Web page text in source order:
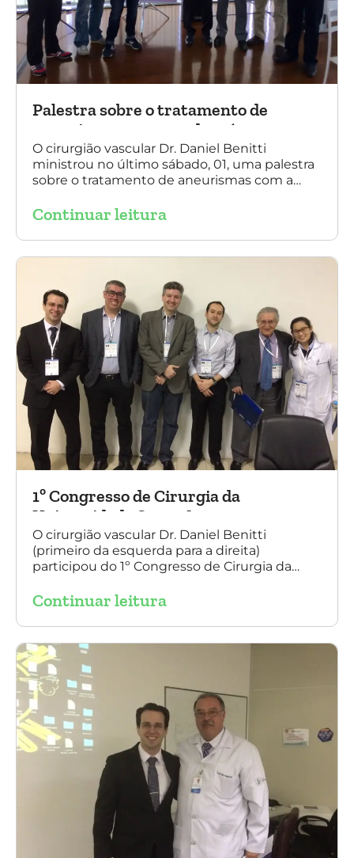
Palestra sobre o tratamento de
aneurismas com a endoprótese
multilayer, em Porto Alegre
O cirurgião vascular Dr. Daniel Benitti
ministrou no último sábado, 01, uma palestra
sobre o tratamento de aneurismas com a
foto, Dr. Daniel Benitti (ao centro) com os
Angiologia e Cirurgia Vascular do Rio Grande
do Sul.
Continuar leitura
1º Congresso de Cirurgia da
Universidade Santo Amaro
O cirurgião vascular Dr. Daniel Benitti
(primeiro da esquerda para a direita)
participou do 1º Congresso de Cirurgia da
de cirurgia endovascular. O evento também
Amato e do Dr. Adnam Neser.
Continuar leitura